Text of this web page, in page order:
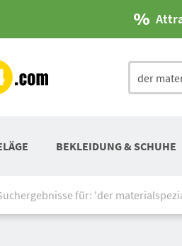
BEKLEIDUNG & SCHUHE
für: 'der